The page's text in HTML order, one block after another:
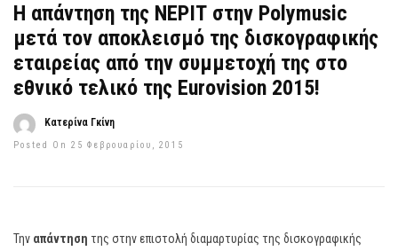
Η απάντηση της ΝΕΡΙΤ στην Polymusic
μετά τον αποκλεισμό της δισκογραφικής
εταιρείας από την συμμετοχή της στο
εθνικό τελικό της Eurovision 2015!
Κατερίνα Γκίνη
Posted On 25 Φεβρουαρίου, 2015
Την απάντηση της στην επιστολή διαμαρτυρίας της δισκογραφικής